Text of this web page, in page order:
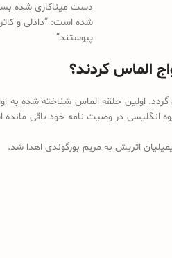
دست میناکاری شده
پیوستند”
الماس کردند؟